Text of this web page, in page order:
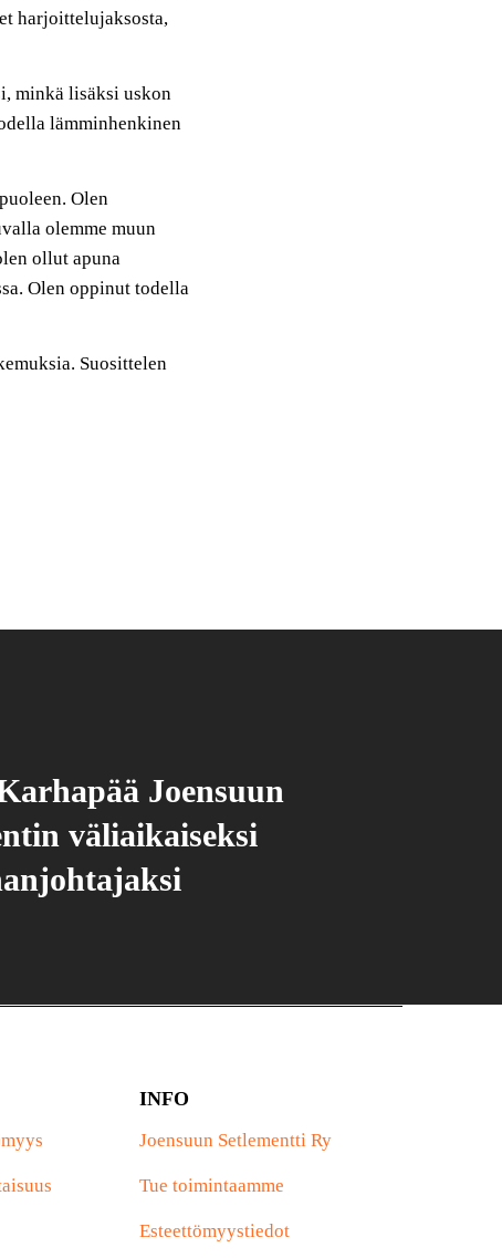
harjoittelujaksosta,
, minkä lisäksi uskon
lämminhenkinen
Olen
olemme muun
ollut apuna
Olen oppinut todella
Suosittelen
Joensuun
väliaikaiseksi
INFO
Joensuun Setlementti Ry
Tue toimintaamme
Esteettömyystiedot